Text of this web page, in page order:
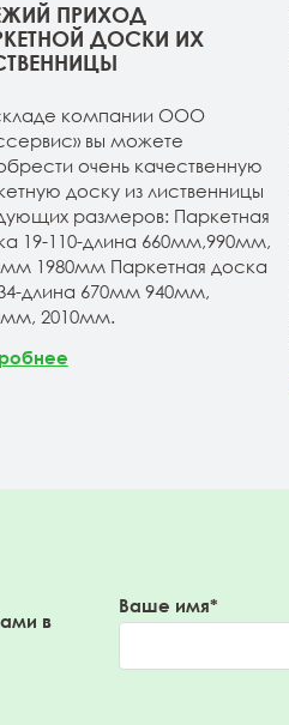
ПРИХОД
ДОСКИ ИХ
компании ООО
вы можете
очень качественную
доску из лиственницы
размеров: Паркетная
19-110-длина 660мм,990мм,
1980мм Паркетная доска
длина 670мм 940мм,
2010мм.
в
Ваше имя*